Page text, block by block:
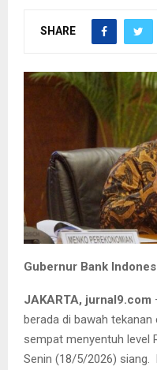
SHARE
Gubernur Bank
JAKARTA, jurnal9.com
berada di bawah
sempat menyentuh level
Senin (18/5/2026) siang.